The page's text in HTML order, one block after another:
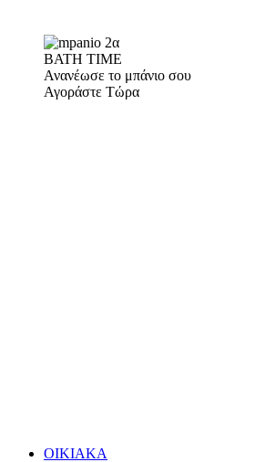
BATH TIME
Ανανέωσε το μπάνιο σου
Αγοράστε Τώρα
ΟΙΚΙΑΚΑ